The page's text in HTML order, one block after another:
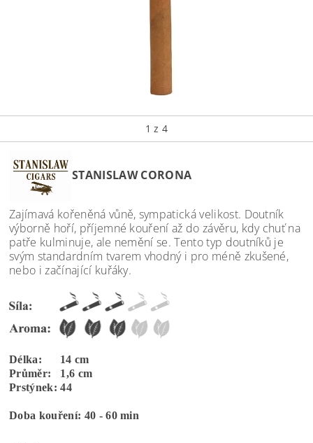
1 z 4
STANISLAW CORONA
Zajímavá kořeněná vůně, sympatická velikost. Doutník
výborně hoří, příjemné kouření až do závěru, kdy chuť na
patře kulminuje, ale nemění se. Tento typ doutníků je
svým standardním tvarem vhodný i pro méně zkušené,
nebo i začínající kuřáky.
Délka: 14 cm
Průměr: 1,6 cm
Prstýnek: 44
Doba kouření: 40 - 60 min